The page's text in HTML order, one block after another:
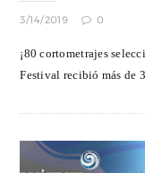
3/14/2019 0
¡80 cortometrajes
Festival recibió más de